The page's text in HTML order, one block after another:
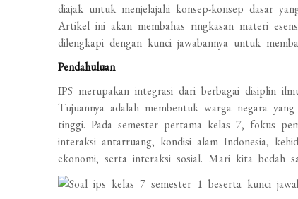
diajak untuk menjelajahi konsep-konsep dasar
Artikel ini akan membahas ringkasan materi
dilengkapi dengan kunci jawabannya untuk
Pendahuluan
IPS merupakan integrasi dari berbagai disiplin
Tujuannya adalah membentuk warga negara
tinggi. Pada semester pertama kelas 7, fokus
interaksi antarruang, kondisi alam Indonesia,
ekonomi, serta interaksi sosial. Mari kita bedah